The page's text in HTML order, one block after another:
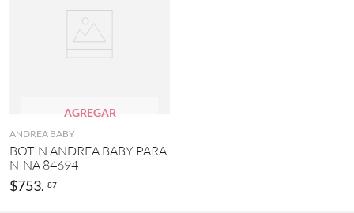
AGREGAR
ANDREA BABY
BOTIN ANDREA BABY PARA
NIÑA 84694
$753. 87